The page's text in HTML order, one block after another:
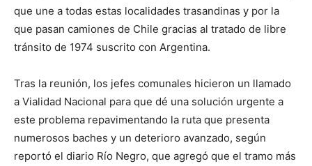
que une a todas estas localidades trasandinas y por la
que pasan camiones de Chile gracias al tratado de libre
tránsito de 1974 suscrito con Argentina.
Tras la reunión, los jefes comunales hicieron un llamado
a Vialidad Nacional para que dé una solución urgente a
este problema repavimentando la ruta que presenta
numerosos baches y un deterioro avanzado, según
reportó el diario Río Negro, que agregó que el tramo más